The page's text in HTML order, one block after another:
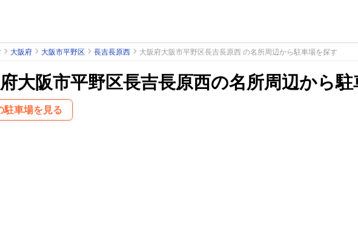
大阪府 大阪市平野区 長吉長原西 大阪府大阪市平野区長吉長原西 の名所周辺から駐車場を探す
大阪市平野区長吉長原西の名所周辺から
駐車場を見る